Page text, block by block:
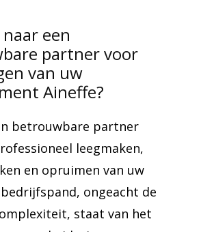
een
partner voor
van uw
Aineffe?
betrouwbare partner
leegmaken,
en opruimen van uw
ongeacht de
staat van het